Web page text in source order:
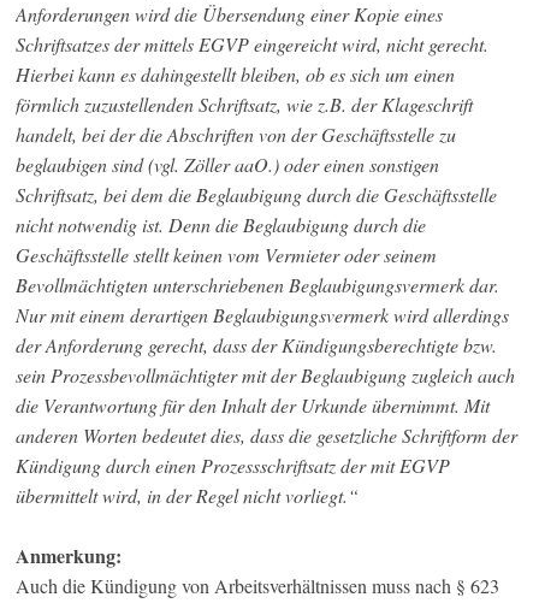
Anforderungen wird die Übersendung einer Kopie eines
Schriftsatzes der mittels EGVP eingereicht wird, nicht gerecht.
Hierbei kann es dahingestellt bleiben, ob es sich um einen
förmlich zuzustellenden Schriftsatz, wie z.B. der Klageschrift
handelt, bei der die Abschriften von der Geschäftsstelle zu
beglaubigen sind (vgl. Zöller aaO.) oder einen sonstigen
Schriftsatz, bei dem die Beglaubigung durch die Geschäftsstelle
nicht notwendig ist. Denn die Beglaubigung durch die
Geschäftsstelle stellt keinen vom Vermieter oder seinem
Bevollmächtigten unterschriebenen Beglaubigungsvermerk dar.
Nur mit einem derartigen Beglaubigungsvermerk wird allerdings
der Anforderung gerecht, dass der Kündigungsberechtigte bzw.
sein Prozessbevollmächtigter mit der Beglaubigung zugleich auch
die Verantwortung für den Inhalt der Urkunde übernimmt. Mit
anderen Worten bedeutet dies, dass die gesetzliche Schriftform der
Kündigung durch einen Prozessschriftsatz der mit EGVP
übermittelt wird, in der Regel nicht vorliegt.“
Anmerkung:
Auch die Kündigung von Arbeitsverhältnissen muss nach § 623